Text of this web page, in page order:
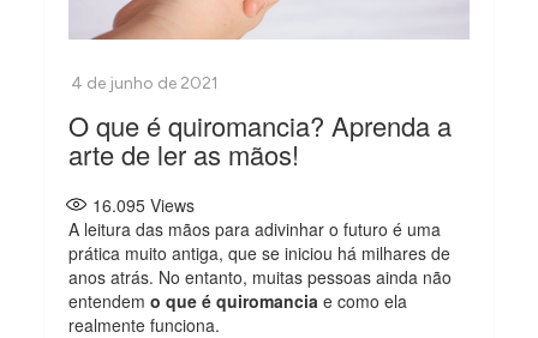
O que é quiromancia? Aprenda a
arte de ler as mãos!
16.095 Views
A leitura das mãos para adivinhar o futuro é uma
prática muito antiga, que se iniciou há milhares de
anos atrás. No entanto, muitas pessoas ainda não
entendemo que é quiromancia e como ela
realmente funciona.